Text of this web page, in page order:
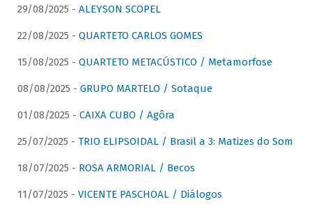
29/08/2025 - ALEYSON SCOPEL
22/08/2025 - QUARTETO CARLOS GOMES
15/08/2025 - QUARTETO METACÚSTICO / Metamorfose
08/08/2025 - GRUPO MARTELO / Sotaque
01/08/2025 - CAIXA CUBO / Agôra
25/07/2025 - TRIO ELIPSOIDAL / Brasil a 3: Matizes do Som
18/07/2025 - ROSA ARMORIAL / Becos
11/07/2025 - VICENTE PASCHOAL / Diálogos